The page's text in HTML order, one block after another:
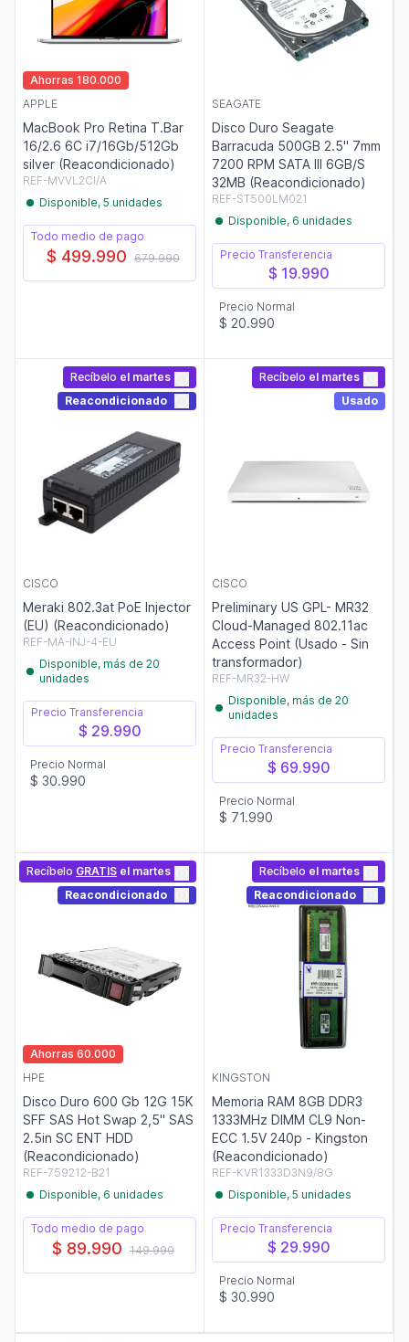
Ahorras 180.000
APPLE
MacBook Pro Retina T.Bar
16/2.6 6C i7/16Gb/512Gb
silver (Reacondicionado)
REF-MVVL2CI/A
Disponible, 5 unidades
Todo medio de pago
$ 499.990 679.990
SEAGATE
Disco Duro Seagate
Barracuda 500GB 2.5" 7mm
7200 RPM SATA III 6GB/S
32MB (Reacondicionado)
REF-ST500LM021
Disponible, 6 unidades
Precio Transferencia
$ 19.990
Precio Normal
$ 20.990
Recíbelo el martes
Reacondicionado
CISCO
Meraki 802.3at PoE Injector
(EU) (Reacondicionado)
REF-MA-INJ-4-EU
Disponible, más de 20
unidades
Precio Transferencia
$ 29.990
Precio Normal
$ 30.990
Recíbelo el martes
Usado
CISCO
Preliminary US GPL- MR32
Cloud-Managed 802.11ac
Access Point (Usado - Sin
transformador)
REF-MR32-HW
Disponible, más de 20
unidades
Precio Transferencia
$ 69.990
Precio Normal
$ 71.990
Recíbelo GRATIS el martes
Reacondicionado
Ahorras 60.000
HPE
Disco Duro 600 Gb 12G 15K
SFF SAS Hot Swap 2,5" SAS
2.5in SC ENT HDD
(Reacondicionado)
REF-759212-B21
Disponible, 6 unidades
Todo medio de pago
$ 89.990 149.990
Recíbelo el martes
Reacondicionado
KINGSTON
Memoria RAM 8GB DDR3
1333MHz DIMM CL9 Non-
ECC 1.5V 240p - Kingston
(Reacondicionado)
REF-KVR1333D3N9/8G
Disponible, 5 unidades
Precio Transferencia
$ 29.990
Precio Normal
$ 30.990